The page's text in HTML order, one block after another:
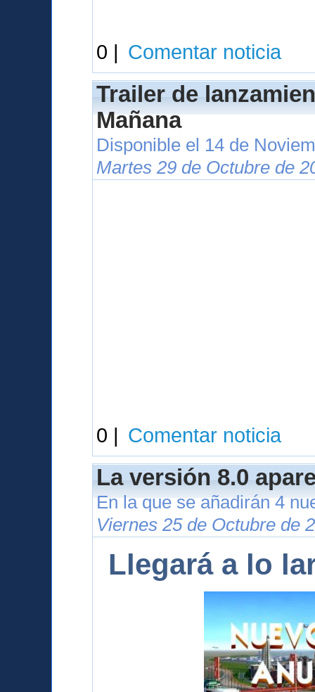
0 | Comentar noticia
Trailer de
Mañana
Disponible el 14 de
Martes 29 de Octubre de
0 | Comentar noticia
La versión 8.0
En la que se añadirán 4
Viernes 25 de Octubre de
Llegará a lo